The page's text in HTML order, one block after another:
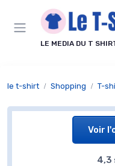
LE MEDIA DU T
le t-shirt Shopping T-
Voir
4,3
Panneau de gestion des